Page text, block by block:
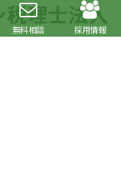
無料相談 採用情報